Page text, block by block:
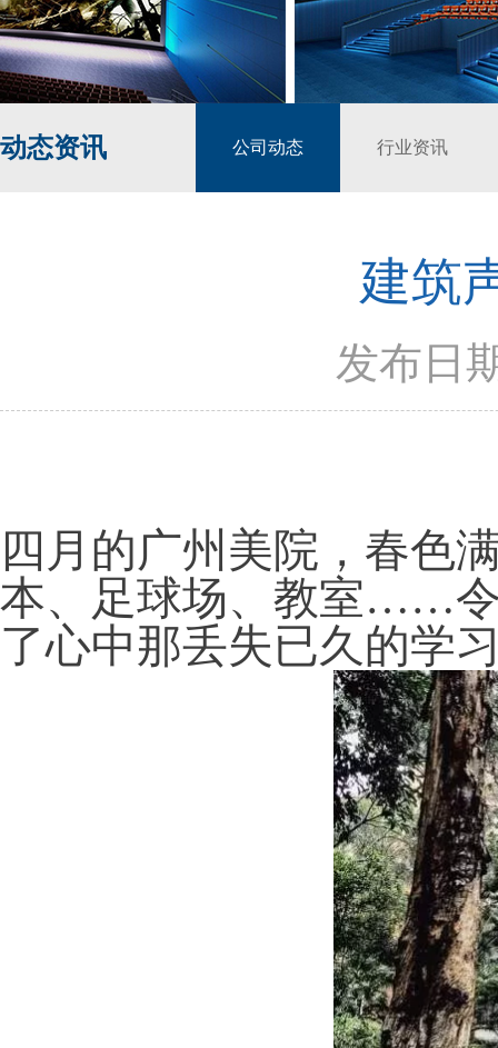
动态资讯 公司动态 行业资讯
建筑
发布日
四月的广州美院，春色
本、足球场、教室……令
了心中那丢失已久的学